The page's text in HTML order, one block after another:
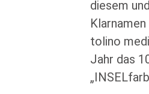
diesem
tolino
Jahr das